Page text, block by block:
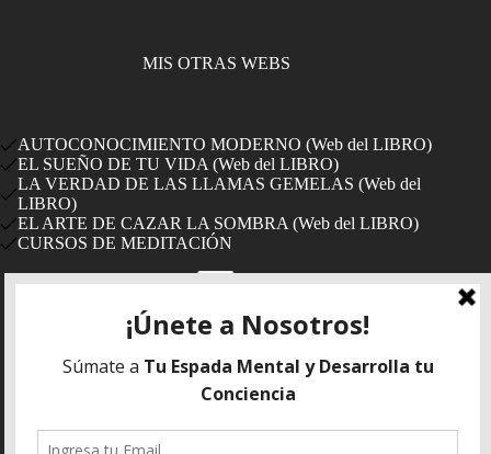
MIS OTRAS WEBS
AUTOCONOCIMIENTO MODERNO (Web del LIBRO)
EL SUEÑO DE TU VIDA (Web del LIBRO)
LA VERDAD DE LAS LLAMAS GEMELAS (Web del
LIBRO)
EL ARTE DE CAZAR LA SOMBRA (Web del LIBRO)
CURSOS DE MEDITACIÓN